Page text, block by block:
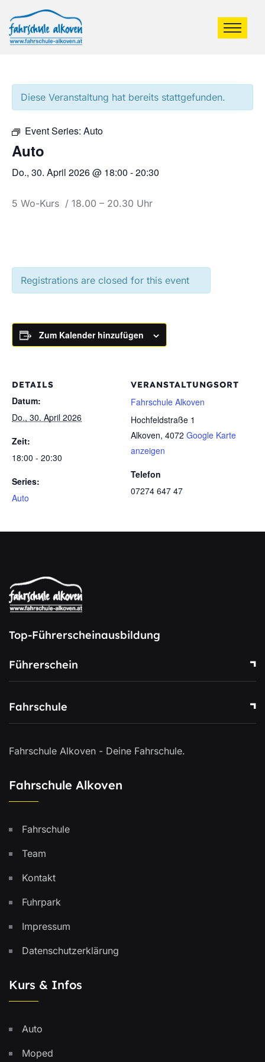
Diese Veranstaltung hat bereits stattgefunden.
Event Series: Auto
Auto
Do., 30. April 2026 @ 18:00 -20:30
5 Wo-Kurs / 18.00 – 20.30 Uhr
Registrations are closed for this event
Zum Kalender hinzufügen
DETAILS
Datum:
Do., 30. April 2026
Zeit:
18:00 - 20:30
Series:
Auto
VERANSTALTUNGSORT
Fahrschule Alkoven
Hochfeldstraße 1
Alkoven, 4072 Google Karte
anzeigen
Telefon
07274 647 47
Top-Führerscheinausbildung
Führerschein
Fahrschule
Fahrschule Alkoven - Deine Fahrschule.
Fahrschule Alkoven
Fahrschule
Team
Kontakt
Fuhrpark
Impressum
Datenschutzerklärung
Kurs & Infos
Auto
Moped